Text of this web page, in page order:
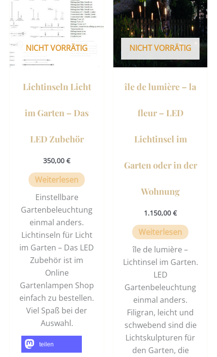
NICHT VORRÄTIG
Lichtinseln Licht
im Garten – Das
LED Zubehör
350,00 €
Weiterlesen
Einstellbare
Gartenbeleuchtung
einmal anders.
Lichtinseln für Licht
im Garten – Das LED
Zubehör ist im
Online
Gartenlampen Shop
einfach zu bestellen.
Viel Spaß bei der
Auswahl.
teilen
NICHT VORRÄTIG
île de lumière – la
fleur – LED
Lichtinsel im
Garten oder in der
Wohnung
1.150,00 €
Weiterlesen
île de lumière –
Lichtinsel im Garten.
LED
Gartenbeleuchtung
einmal anders.
Filigran, leicht und
schwebend sind die
Lichtskulpturen für
den Garten, die